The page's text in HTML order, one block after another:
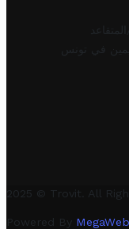
في تونس
2025 © Trovit. All
Powered By MegaWeb